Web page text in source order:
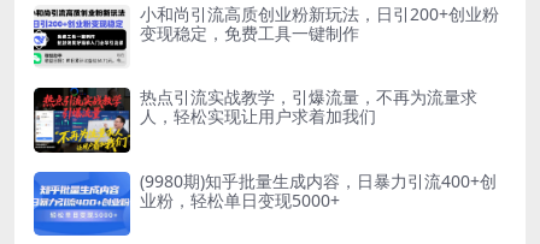
小和尚引流高质创业粉新玩法，日引200+创业粉
变现稳定，免费工具一键制作
热点引流实战教学，引爆流量，不再为流量求
人，轻松实现让用户求着加我们
(9980期)知乎批量生成内容，日暴力引流400+创
业粉，轻松单日变现5000+